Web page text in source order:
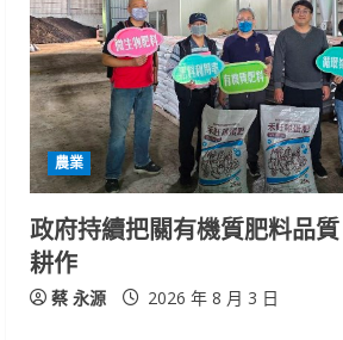
農業
政府持續把關有機質肥料品
耕作
蔡 永源 2026 年 8 月 3 日